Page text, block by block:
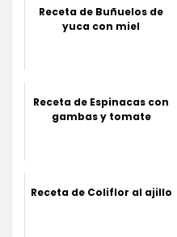
Receta de Buñuelos de
yuca con miel
Receta de Espinacas con
gambas y tomate
Receta de Coliflor al ajillo